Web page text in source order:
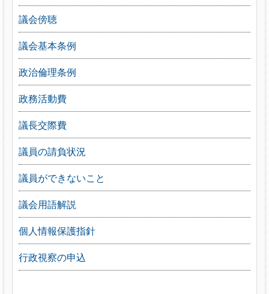
議会傍聴
議会基本条例
政治倫理条例
政務活動費
議長交際費
議員の請負状況
議員ができないこと
議会用語解説
個人情報保護指針
行政視察の申込